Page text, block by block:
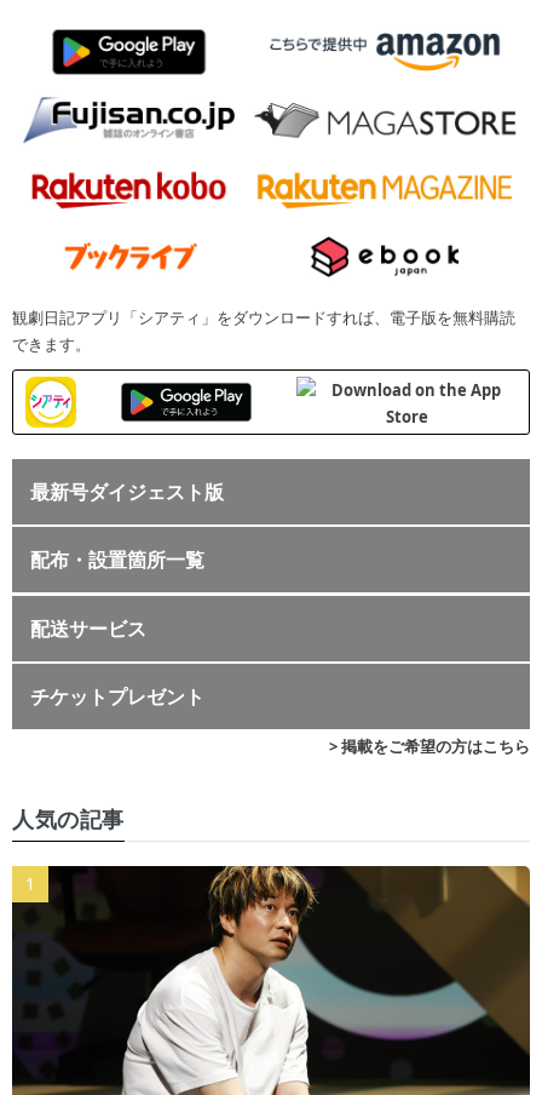
観劇日記アプリ「シアティ」をダウンロードすれば、電子版を無料購読
できます。
最新号ダイジェスト版
配布・設置箇所一覧
配送サービス
チケットプレゼント
> 掲載をご希望の方はこちら
人気の記事